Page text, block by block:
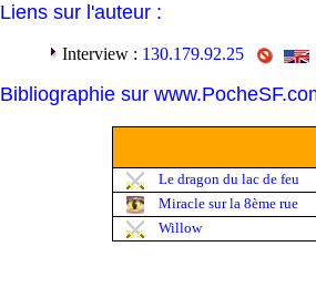
Liens sur l'auteur :
Interview : 130.179.92.25
Bibliographie sur
Le dragon du lac de feu
Miracle sur la 8ème rue
Willow